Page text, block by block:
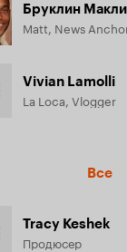
Бруклин
Matt, News
Vivian Lamolli
La Loca, Vlogger
Все
Tracy Keshek
Продюсер